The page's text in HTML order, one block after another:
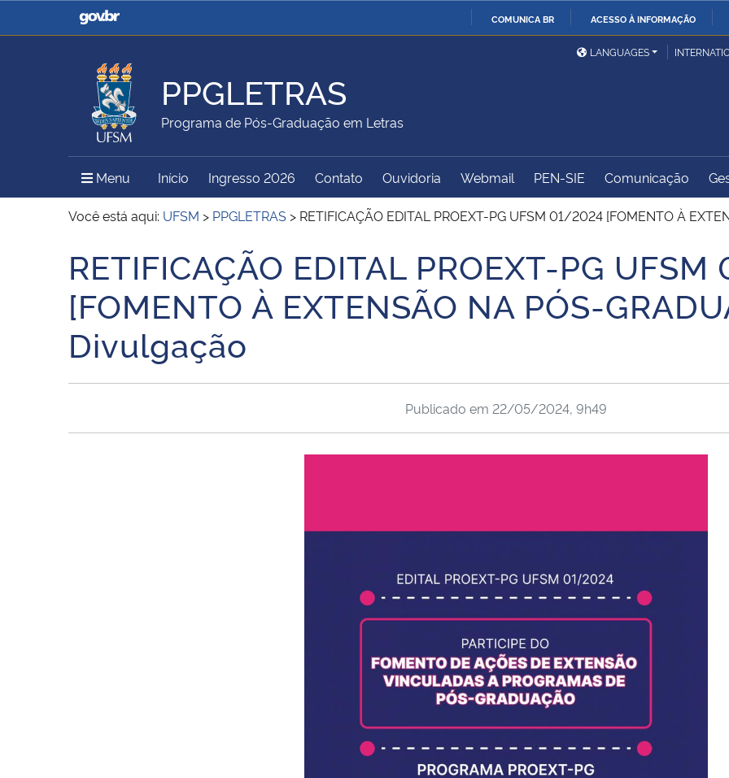
COMUNICA BR ACESSO À INFORMAÇÃO
Casa Civil
Ministério da Justiça e
Ministério da Defesa
Ministério das Relações
Exteriores
Ministério da Agricultura,
Pecuária e Abastecimento
Ministério da Educação
Ministério do Meio Ambiente Ministério do Turismo
Ministério do
Desenvolvimento Regional
Controladoria-Geral da
União
Secretaria de Governo
Gabinete de Segurança
Institucional
Advocacia-Geral da União Banco Central do Brasil
LANGUAGES
PPGLETRAS
Programa de Pós-Graduação em Letras
Menu Menu Principal do Sítio
Início Ingresso 2026 Contato Ouvidoria Webmail PEN-SIE Comunicação
Você está aqui: UFSM > PPGLETRAS > RETIFICAÇÃO EDITAL PROEXT-PG UFSM 01/2024 [FOMENTO À
Início do conteúdo
RETIFICAÇÃO EDITAL PROEXT-PG
[FOMENTO À EXTENSÃO NA PÓS-
Divulgação
Publicado em 22/05/2024, 9h49